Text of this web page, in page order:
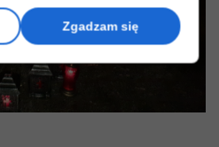
Zgadzam się